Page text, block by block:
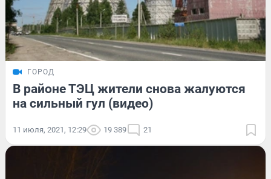
ГОРОД
В районе ТЭЦ жители снова жалуются
на сильный гул (видео)
11 июля, 2021, 12:29 19 389 21